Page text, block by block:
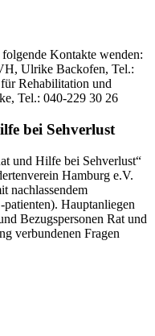
Kontakte wenden:
Ulrike Backofen, Tel.:
Rehabilitation und
Tel.: 040-229 30 26
bei Sehverlust
und Hilfe bei Sehverlust“
Hamburg e.V.
nachlassendem
Hauptanliegen
Bezugspersonen Rat und
verbundenen Fragen